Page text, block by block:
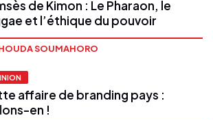
de Kimon : Le Pharaon, le
et l’éthique du pouvoir
SOUMAHORO
affaire de branding pays :
en !